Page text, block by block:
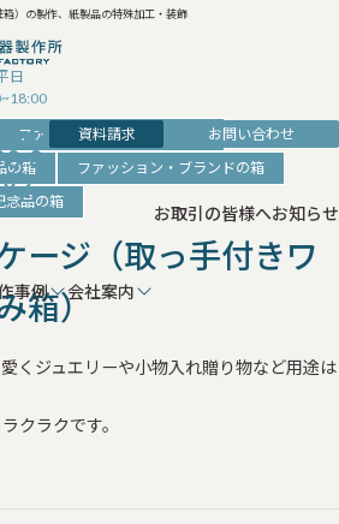
）の製作、紙製品の特殊加工・装飾
日
8
資料請求 お問い合わせ
事例 会社案内
お取引の皆様へお知らせ
ファッション・アクセサリー
の箱
ファッション・ブランドの箱
念品の箱
ージ（取っ手付きワ
箱）
くジュエリーや小物入れ贈り物など用途は
クラクです。